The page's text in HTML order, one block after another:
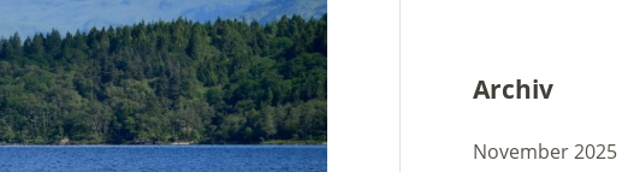
Archiv
November 2025